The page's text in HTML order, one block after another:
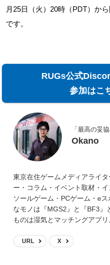
月25日（火）20時（PDT）か
です。
RUGs公式
参加はこ
「最高の妥
Okano
東京在住ゲームメディアライ
ー・コラム・イベント取材・
ソールゲーム・PCゲーム・e
なモノは『MGS2』と『BF3』
ものは湿気とマッチングアプリ
URL X